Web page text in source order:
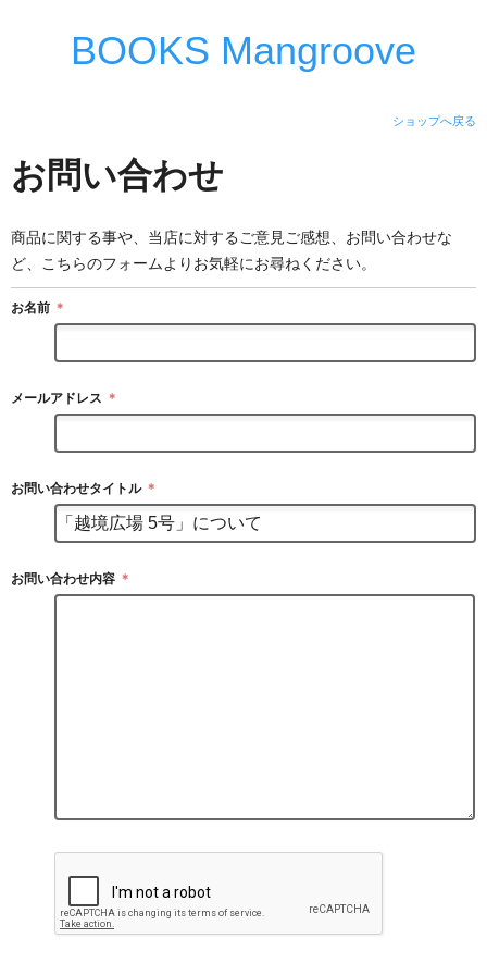
BOOKS Mangroove
ショップへ戻る
お問い合わせ
商品に関する事や、当店に対するご意見ご感想、お問い合わせな
ど、こちらのフォームよりお気軽にお尋ねください。
お名前 ＊
メールアドレス ＊
お問い合わせタイトル ＊
お問い合わせ内容 ＊